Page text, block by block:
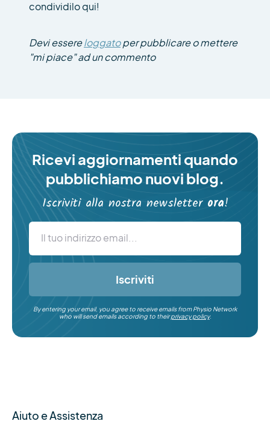
condividilo qui!
Devi essereloggatoper pubblicare o mettere
"mi piace" ad un commento
Ricevi aggiornamenti quando
pubblichiamo nuovi blog.
Iscriviti alla nostra newsletter ora!
Iscriviti
By entering your email, you agree to receive emails from Physio Network
who will send emails according to theirprivacy policy.
Aiuto e Assistenza